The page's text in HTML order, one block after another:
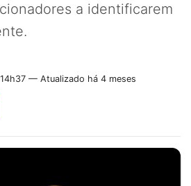
a identificarem
— Atualizado há 4 meses